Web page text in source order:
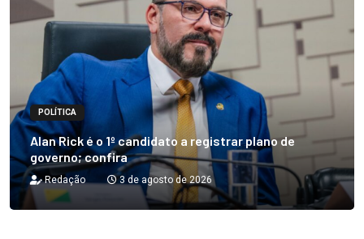
POLÍTICA
Alan Rick é o 1º candidato a registrar plano de
governo; confira
Redação 3 de agosto de 2026